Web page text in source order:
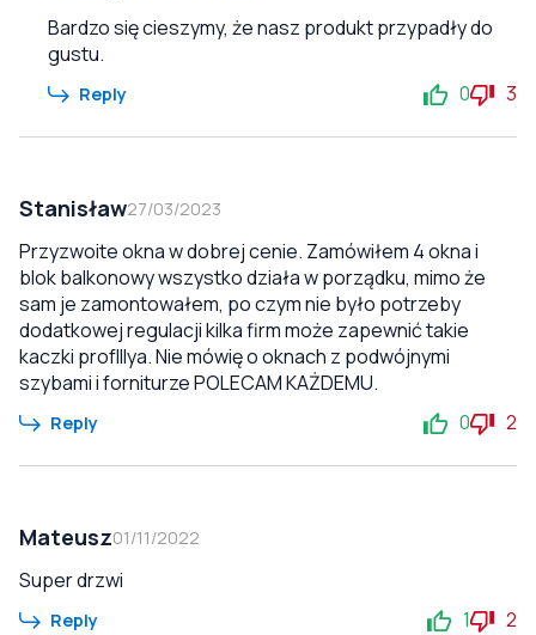
Bardzo się cieszymy, że nasz produkt przypadły do
gustu.
Reply 0 3
Stanisław27/03/2023
Przyzwoite okna w dobrej cenie. Zamówiłem 4 okna i
blok balkonowy wszystko działa w porządku, mimo że
sam je zamontowałem, po czym nie było potrzeby
dodatkowej regulacji kilka firm może zapewnić takie
kaczki profIllya. Nie mówię o oknach z podwójnymi
szybami i forniturze POLECAM KAŻDEMU.
Reply 0 2
Mateusz01/11/2022
Super drzwi
Reply 1 2